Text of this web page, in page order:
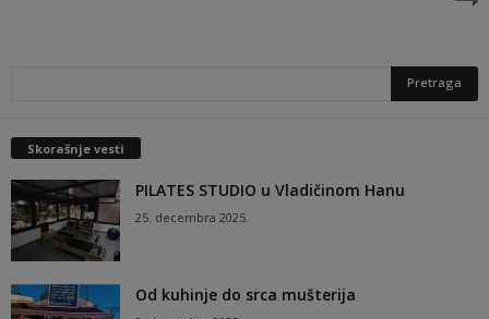
Skorašnje vesti
PILATES STUDIO u Vladičinom Hanu
25. decembra 2025.
Od kuhinje do srca mušterija